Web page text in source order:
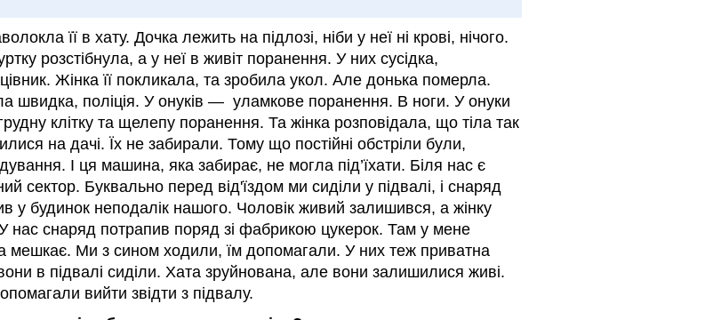
її в хату. Дочка лежить на підлозі, ніби у неї ні крові, нічого.
розстібнула, а у неї в живіт поранення. У них сусідка,
Жінка її покликала, та зробила укол. Але донька померла.
швидка, поліція. У онуків — уламкове поранення. В ноги. У онуки
клітку та щелепу поранення. Та жінка розповідала, що тіла так
на дачі. Їх не забирали. Тому що постійні обстріли були,
І ця машина, яка забирає, не могла під’їхати. Біля нас є
сектор. Буквально перед від'їздом ми сиділи у підвалі, і снаряд
у будинок неподалік нашого. Чоловік живий залишився, а жінку
нас снаряд потрапив поряд зі фабрикою цукерок. Там у мене
мешкає. Ми з сином ходили, їм допомагали. У них теж приватна
в підвалі сиділи. Хата зруйнована, але вони залишилися живі.
вийти звідти з підвалу.